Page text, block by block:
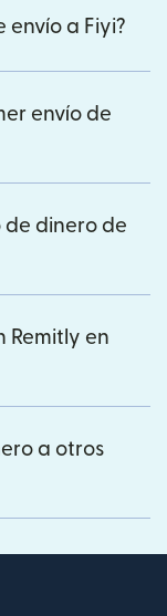
envío a Fiyi?
envío de
de dinero de
Remitly en
a otros